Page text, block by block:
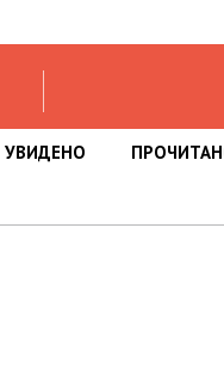
УВИДЕНО